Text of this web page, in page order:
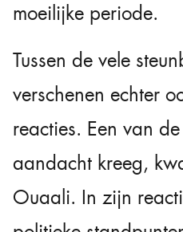
moeilijke periode.
Tussen de vele
verschenen echter
reacties. Een van
aandacht kreeg,
Ouaali. In zijn